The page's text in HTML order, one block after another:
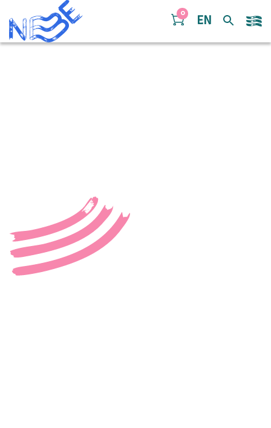
Doorgaan naar inhoud
0
EN